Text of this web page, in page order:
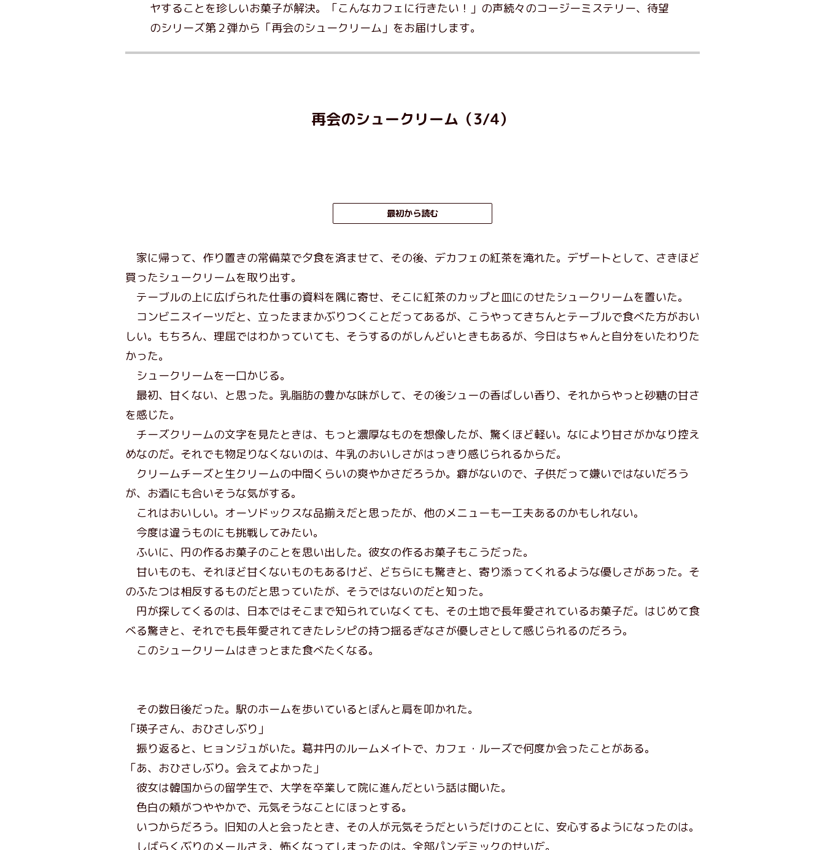
ヤすることを珍しいお菓子が解決。「こんなカフェに行きたい！」の声続々のコージーミステリー、待望
のシリーズ第２弾から「再会のシュークリーム」をお届けします。
再会のシュークリーム（3/4）
最初から読む
家に帰って、作り置きの常備菜で夕食を済ませて、その後、デカフェの紅茶を淹れた。デザートとして、さきほど
買ったシュークリームを取り出す。
テーブルの上に広げられた仕事の資料を隅に寄せ、そこに紅茶のカップと皿にのせたシュークリームを置いた。
コンビニスイーツだと、立ったままかぶりつくことだってあるが、こうやってきちんとテーブルで食べた方がおい
しい。もちろん、理屈ではわかっていても、そうするのがしんどいときもあるが、今日はちゃんと自分をいたわりた
かった。
シュークリームを一口かじる。
最初、甘くない、と思った。乳脂肪の豊かな味がして、その後シューの香ばしい香り、それからやっと砂糖の甘さ
を感じた。
チーズクリームの文字を見たときは、もっと濃厚なものを想像したが、驚くほど軽い。なにより甘さがかなり控え
めなのだ。それでも物足りなくないのは、牛乳のおいしさがはっきり感じられるからだ。
クリームチーズと生クリームの中間くらいの爽やかさだろうか。癖がないので、子供だって嫌いではないだろう
が、お酒にも合いそうな気がする。
これはおいしい。オーソドックスな品揃えだと思ったが、他のメニューも一工夫あるのかもしれない。
今度は違うものにも挑戦してみたい。
ふいに、円の作るお菓子のことを思い出した。彼女の作るお菓子もこうだった。
甘いものも、それほど甘くないものもあるけど、どちらにも驚きと、寄り添ってくれるような優しさがあった。そ
のふたつは相反するものだと思っていたが、そうではないのだと知った。
円が探してくるのは、日本ではそこまで知られていなくても、その土地で長年愛されているお菓子だ。はじめて食
べる驚きと、それでも長年愛されてきたレシピの持つ揺るぎなさが優しさとして感じられるのだろう。
このシュークリームはきっとまた食べたくなる。
その数日後だった。駅のホームを歩いているとぽんと肩を叩かれた。
「瑛子さん、おひさしぶり」
振り返ると、ヒョンジュがいた。葛井円のルームメイトで、カフェ・ルーズで何度か会ったことがある。
「あ、おひさしぶり。会えてよかった」
彼女は韓国からの留学生で、大学を卒業して院に進んだという話は聞いた。
色白の頬がつややかで、元気そうなことにほっとする。
いつからだろう。旧知の人と会ったとき、その人が元気そうだというだけのことに、安心するようになったのは。
しばらくぶりのメールさえ、怖くなってしまったのは。全部パンデミックのせいだ。